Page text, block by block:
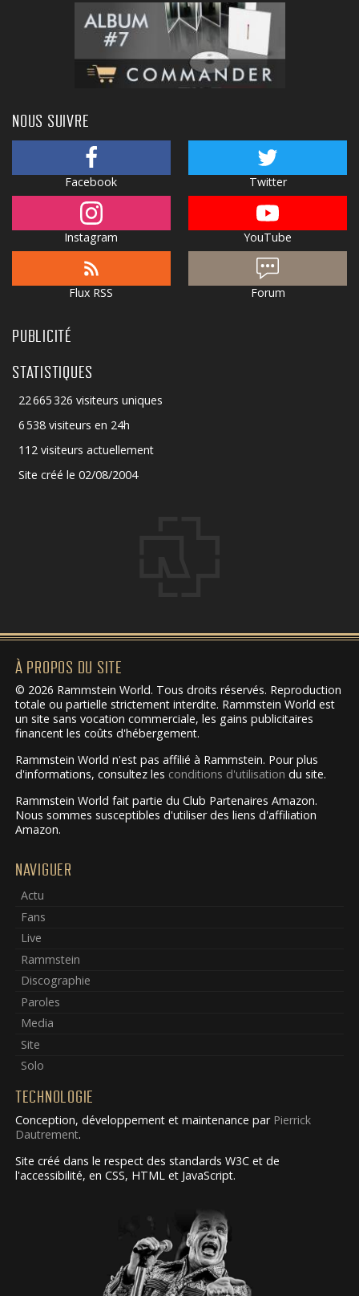
NOUS SUIVRE
Facebook Twitter
Instagram YouTube
Flux RSS Forum
PUBLICITÉ
STATISTIQUES
22 665 326 visiteurs uniques
6 538 visiteurs en 24h
112 visiteurs actuellement
Site créé le 02/08/2004
À PROPOS DU SITE
© 2026 Rammstein World. Tous droits réservés. Reproduction
totale ou partielle strictement interdite. Rammstein World est
un site sans vocation commerciale, les gains publicitaires
financent les coûts d'hébergement.
Rammstein World n'est pas affilié à Rammstein. Pour plus
d'informations, consultez les conditions d'utilisation du site.
Rammstein World fait partie du Club Partenaires Amazon.
Nous sommes susceptibles d'utiliser des liens d'affiliation
Amazon.
NAVIGUER
Actu
Fans
Live
Rammstein
Discographie
Paroles
Media
Site
Solo
TECHNOLOGIE
Conception, développement et maintenance par Pierrick
Dautrement.
Site créé dans le respect des standards W3C et de
l'accessibilité, en CSS, HTML et JavaScript.